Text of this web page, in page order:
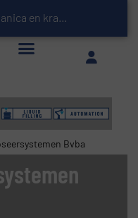
Deeltjesmechanica en krachtnetwerken in sto
Geïntegreerde doserings- en weegsystemen: Efficiëntie, kwaliteit en duurzaamheid in één oogopslag
Bvba